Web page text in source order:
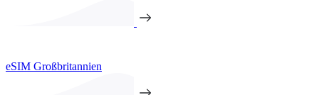
eSIM Großbritannien